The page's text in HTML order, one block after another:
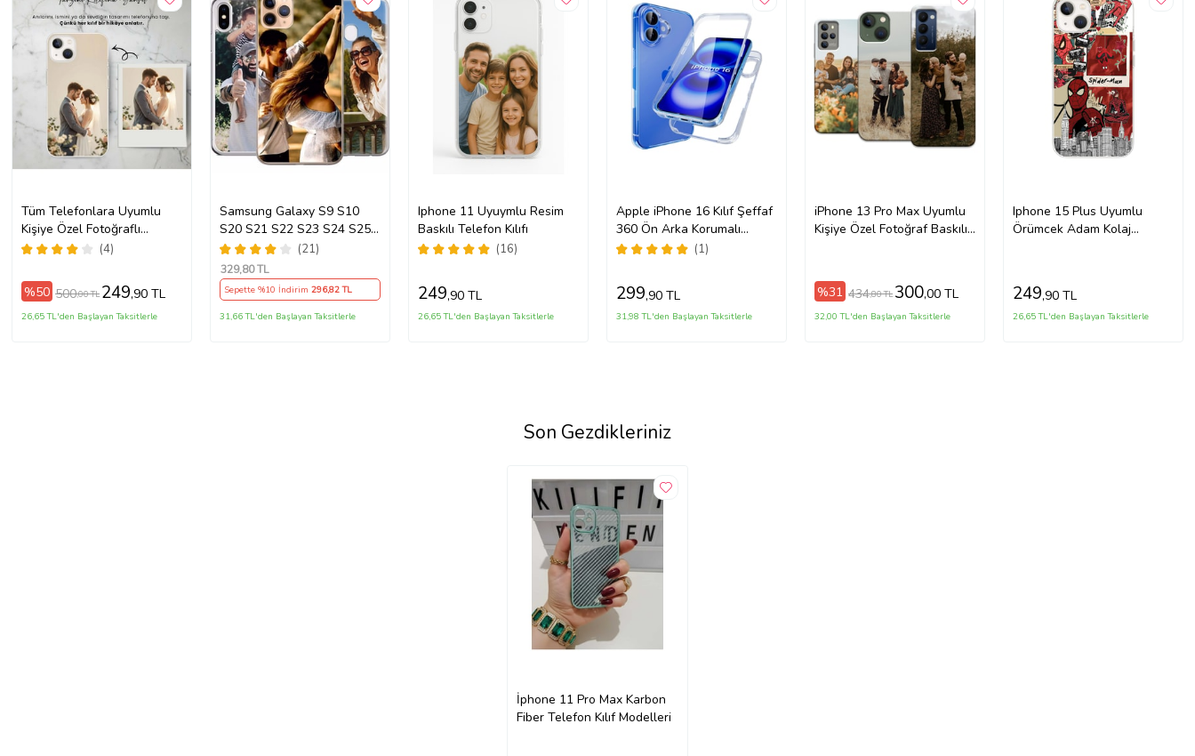
Tüm Telefonlara Uyumlu
Kişiye Özel Fotoğraflı
Telefon Kılıfı Modeller
(4)
%50 500,00 TL 249,90 TL
26,65 TL'den Başlayan Taksitlerle
Samsung Galaxy S9 S10
S20 S21 S22 S23 S24 S25
S26 FE Plus Ultra Kılıf Kişiye
Özel Resimli Fotoğraflı
Silikon
(21)
329,80 TL
Sepette %10 İndirim 296,82 TL
31,66 TL'den Başlayan Taksitlerle
Iphone 11 Uyuymlu Resim
Baskılı Telefon Kılıfı
(16)
249,90 TL
26,65 TL'den Başlayan Taksitlerle
Apple iPhone 16 Kılıf Şeffaf
360 Ön Arka Korumalı
Silikon
(1)
299,90 TL
31,98 TL'den Başlayan Taksitlerle
iPhone 13 Pro Max Uyumlu
Kişiye Özel Fotoğraf Baskılı
%31 434,80 TL 300,00 TL
32,00 TL'den Başlayan Taksitlerle
Iphone 15 Plus Uyumlu
Örümcek Adam Kolaj
249,90 TL
26,65 TL'den Başlayan Taksitlerle
Son Gezdikleriniz
İphone 11 Pro Max Karbon
Fiber Telefon Kılıf Modelleri